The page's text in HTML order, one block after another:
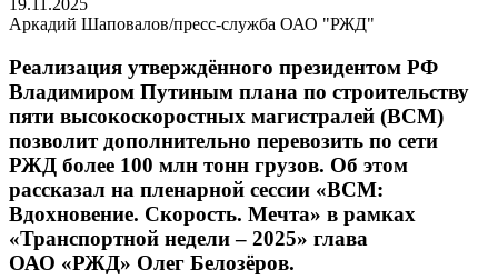
19.11.2025
Аркадий Шаповалов/пресс-служба ОАО "РЖД"
Реализация утверждённого президентом РФ
Владимиром Путиным плана по строительству
пяти высокоскоростных магистралей (ВСМ)
позволит дополнительно перевозить по сети
РЖД более 100 млн тонн грузов. Об этом
рассказал на пленарной сессии «ВСМ:
Вдохновение. Скорость. Мечта» в рамках
«Транспортной недели – 2025» глава
ОАО «РЖД» Олег Белозёров.